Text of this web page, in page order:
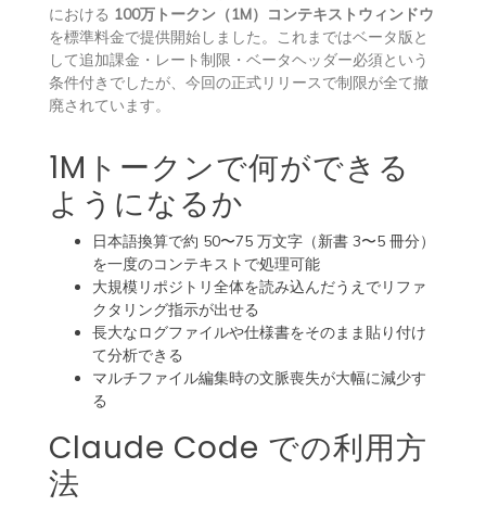
における 100万トークン（1M）コンテキストウィンドウ
を標準料金で提供開始しました。これまではベータ版と
して追加課金・レート制限・ベータヘッダー必須という
条件付きでしたが、今回の正式リリースで制限が全て撤
廃されています。
1Mトークンで何ができる
ようになるか
日本語換算で約 50〜75 万文字（新書 3〜5 冊分）
を一度のコンテキストで処理可能
大規模リポジトリ全体を読み込んだうえでリファ
クタリング指示が出せる
長大なログファイルや仕様書をそのまま貼り付け
て分析できる
マルチファイル編集時の文脈喪失が大幅に減少す
る
Claude Code での利用方
法